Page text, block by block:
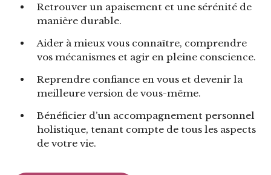
Retrouver un apaisement et une sérénité de
manière durable.
Aider à mieux vous connaître, comprendre
vos mécanismes et agir en pleine conscience.
Reprendre confiance en vous et devenir la
meilleure version de vous-même.
Bénéficier d’un accompagnement personnel
holistique, tenant compte de tous les aspects
de votre vie.